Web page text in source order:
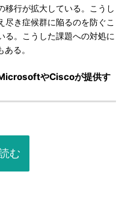
移行が拡大している。こうし
尽き症候群に陥るのを防ぐこ
る。こうした課題への対処に
る。
やCiscoが提供す
む